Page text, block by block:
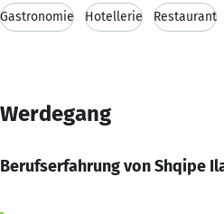
Gastronomie Hotellerie Restaurant
Werdegang
Berufserfahrung von Shqipe